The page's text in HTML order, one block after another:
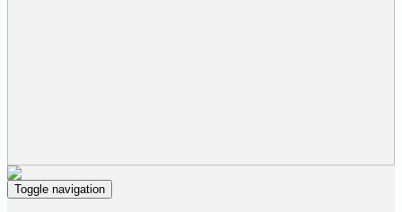
Toggle navigation